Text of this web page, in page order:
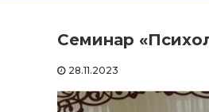
Семинар
28.11.2023